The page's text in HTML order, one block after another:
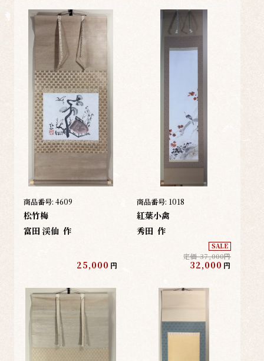
商品番号: 4609
松竹梅
富田 渓仙 作
25,000 円
商品番号: 1018
紅葉小禽
秀田 作
SALE
定価 37,000円
32,000 円